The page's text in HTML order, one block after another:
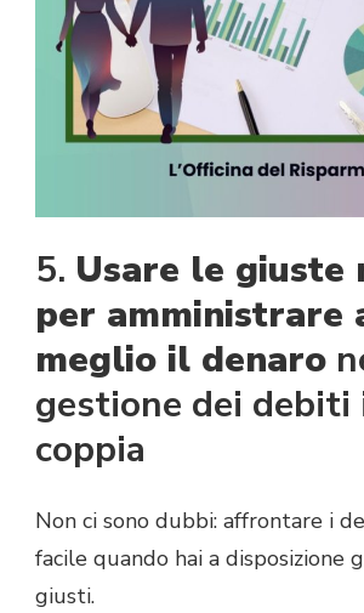
5. Usare le giuste
per amministrare
meglio il denaro
gestione dei debiti
coppia
Non ci sono dubbi: affrontare i
facile quando hai a disposizione
giusti.